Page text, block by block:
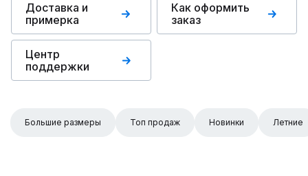
Доставка и
примерка
Как оформить
заказ
Центр
поддержки
Большие размеры Топ продаж Новинки Летние